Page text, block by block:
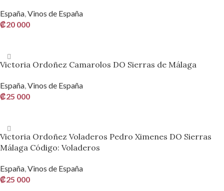
España,Vinos de España
₡20 000
Victoria Ordoñez Camarolos DO Sierras de Málaga
España,Vinos de España
₡25 000
Victoria Ordoñez Voladeros Pedro Ximenes DO Sierras
Málaga Código: Voladeros
España,Vinos de España
₡25 000